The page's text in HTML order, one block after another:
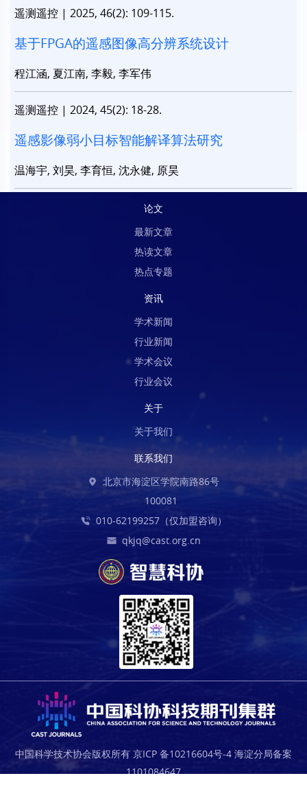
遥测遥控 | 2025, 46(2): 109-115.
基于FPGA的遥感图像高分辨系统设计
程江涵, 夏江南, 李毅, 李军伟
遥测遥控 | 2024, 45(2): 18-28.
遥感影像弱小目标智能解译算法研究
温海宇, 刘昊, 李育恒, 沈永健, 原昊
论文
最新文章
热读文章
热点专题
资讯
学术新闻
行业新闻
学术会议
行业会议
关于
关于我们
联系我们
北京市海淀区学院南路86号
100081
010-62199257（仅加盟咨询）
qkjq@cast.org.cn
中国科学技术协会版权所有 京ICP 备10216604号-4 海淀分局备案
1101084647